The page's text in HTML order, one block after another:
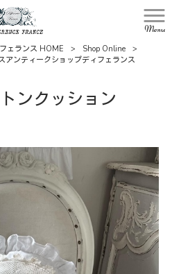
Menu
ェランス HOME > Shop Online
>
アンティークショップディフェランス
ンクッション